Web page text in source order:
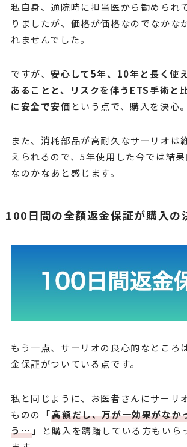
私自身、通院時に担当医から勧められ
りましたが、価格が価格なのでなかな
れませんでした。
ですが、安心して5年、10年と長く使
あることと、リスクを伴うETS手術と
に安全で安価 という点で、購入を決心。
また、消耗部品が高耐久なサーリオは
えられるので、5年使用した今では結
なのかなあと感じます。
100日間の全額返金保証が購入の
もう一点、サーリオの良心的なところ
金保証がついている点です。
私と同じように、お医者さんにサーリ
ものの「高額だし、万が一効果がなか
う… 」と購入を躊躇している方もいら